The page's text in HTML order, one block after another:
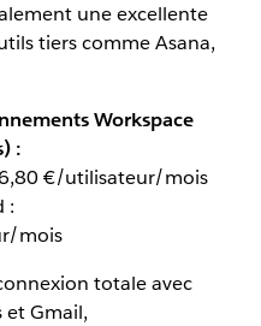
une excellente
tiers comme Asana,
Workspace
:
6,80 €/utilisateur/mois
:
mois
totale avec
et Gmail,